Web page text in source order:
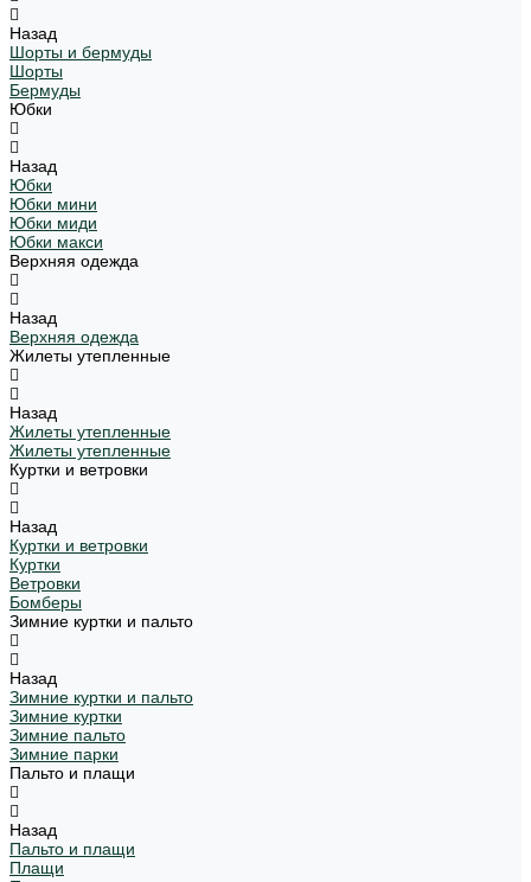
Назад
Шорты и бермуды
Шорты
Бермуды
Юбки
Назад
Юбки
Юбки мини
Юбки миди
Юбки макси
Верхняя одежда
Назад
Верхняя одежда
Жилеты утепленные
Назад
Жилеты утепленные
Жилеты утепленные
Куртки и ветровки
Назад
Куртки и ветровки
Куртки
Ветровки
Бомберы
Зимние куртки и пальто
Назад
Зимние куртки и пальто
Зимние куртки
Зимние пальто
Зимние парки
Пальто и плащи
Назад
Пальто и плащи
Плащи